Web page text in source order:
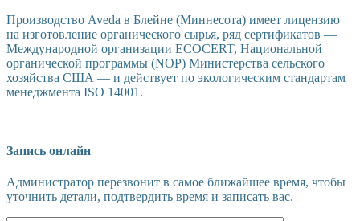
Производство Aveda в Блейне (Миннесота) имеет лицензию
на изготовление органического сырья, ряд сертификатов —
Международной организации ECOCERT, Национальной
органической программы (NOP) Министерства сельского
хозяйства США — и действует по экологическим стандартам
менеджмента ISO 14001.
Запись онлайн
Администратор перезвонит в самое ближайшее время, чтобы
уточнить детали, подтвердить время и записать вас.